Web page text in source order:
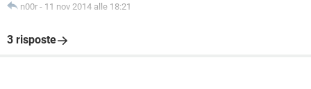
n00r - 11 nov 2014 alle 18:21
3 risposte